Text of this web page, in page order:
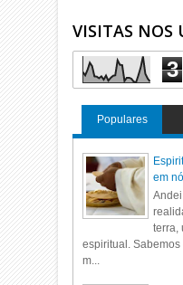
VISITAS NOS
3
Populares
em
terra,
espiritual.
m...